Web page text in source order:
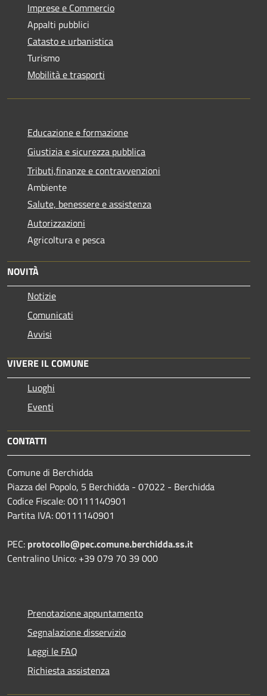
Imprese e Commercio
Appalti pubblici
Catasto e urbanistica
Turismo
Mobilità e trasporti
Educazione e formazione
Giustizia e sicurezza pubblica
Tributi,finanze e contravvenzioni
Ambiente
Salute, benessere e assistenza
Autorizzazioni
Agricoltura e pesca
NOVITÀ
Notizie
Comunicati
Avvisi
VIVERE IL COMUNE
Luoghi
Eventi
CONTATTI
Comune di Berchidda
Piazza del Popolo, 5 Berchidda - 07022 - Berchidda
Codice Fiscale: 00111140901
Partita IVA: 00111140901
PEC: protocollo@pec.comune.berchidda.ss.it
Centralino Unico: +39 079 70 39 000
Prenotazione appuntamento
Segnalazione disservizio
Leggi le FAQ
Richiesta assistenza